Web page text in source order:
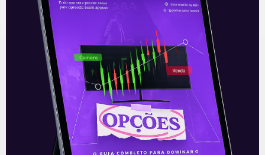
Recomendado para
você